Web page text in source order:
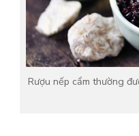
Rượu nếp cẩm thường